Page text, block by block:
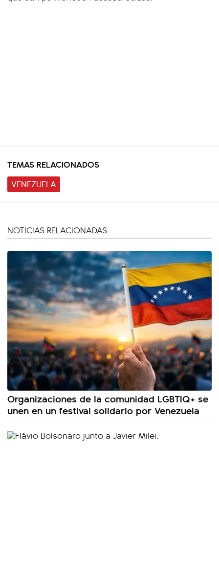
TEMAS RELACIONADOS
VENEZUELA
NOTICIAS RELACIONADAS
Organizaciones de la comunidad LGBTIQ+ se
unen en un festival solidario por Venezuela